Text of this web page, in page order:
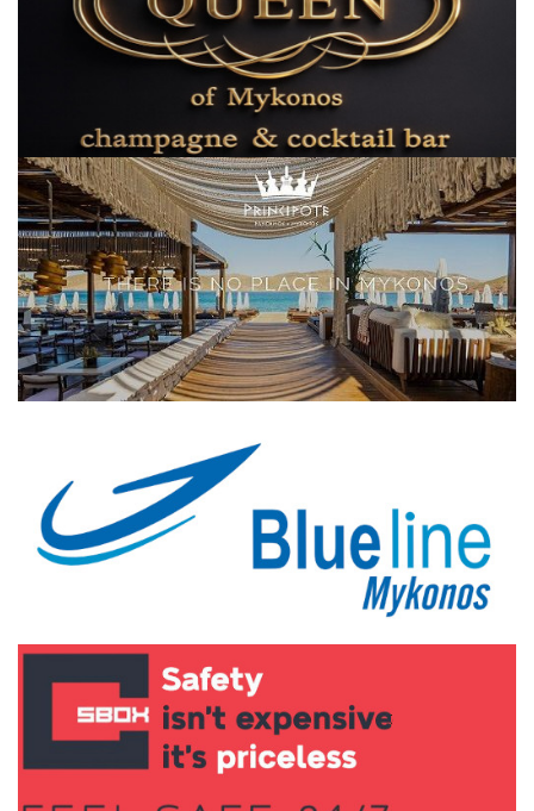
Local Elections 2023
Elections 2023
Γλώσσα
Ελληνικά English